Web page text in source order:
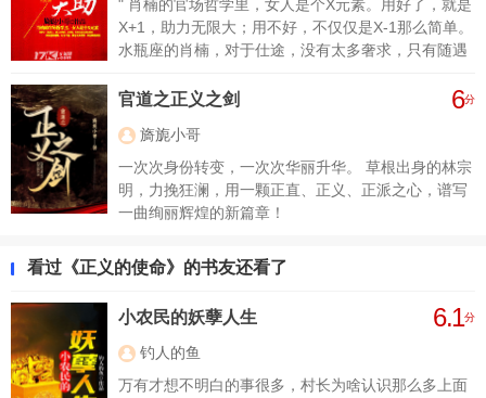
" 肖楠的官场哲学里，女人是个X元素。用好了，就是
X+1，助力无限大；用不好，不仅仅是X-1那么简单。
水瓶座的肖楠，对于仕途，没有太多奢求，只有随遇
通，一路上稳中飙升。有无秘诀？回答当然是否定
多女人，萝莉、御姐们有意无意间的助推，成就他的
官路鸿运。扶他上马，一路呵护前行……"
官道之正义之剑 6分
旖旎小哥
一次次身份转变，一次次华丽升华。 草根出身的林宗
明，力挽狂澜，用一颗正直、正义、正派之心，谱写
一曲绚丽辉煌的新篇章！
看过《正义的使命》的书友还看了
小农民的妖孽人生 6.1分
钓人的鱼
万有才想不明白的事很多，村长为啥认识那么多上面